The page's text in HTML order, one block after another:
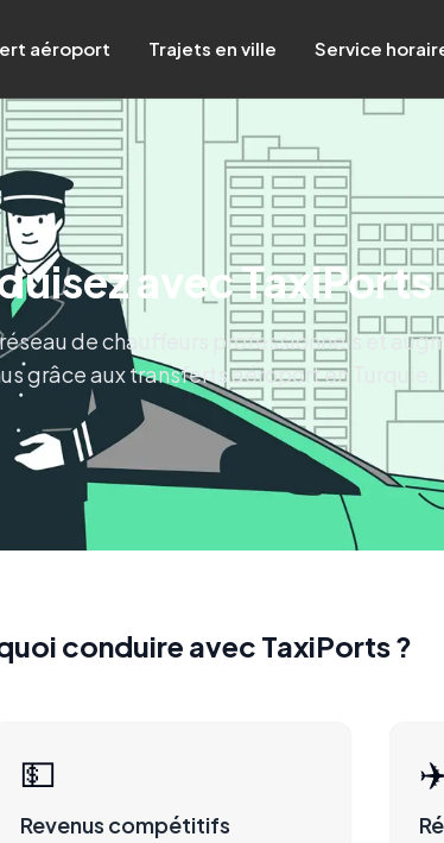
aéroport Trajets en ville Service
avec TaxiPorts
de chauffeurs professionnels et
grâce aux transferts aéroport en Turquie.
conduire avec TaxiPorts ?
💵
Revenus compétitifs